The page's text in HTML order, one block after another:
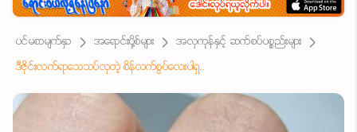
ပင်မစာမျက်နှာ အရောင်းပို့စ်များ
အလှကုန်နှင့် ဆက်စပ်ပစ္စည်းများ
ဒီဇိုင်းလက်ရာသေသပ်လှတဲ့ စိန်လက်စွပ်လေးပါရှင်💍